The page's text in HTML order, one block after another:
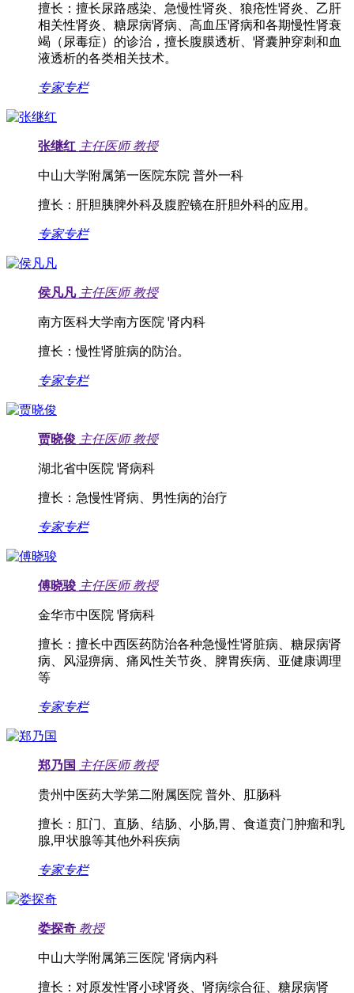
擅长： 擅长尿路感染、急慢性肾炎、狼疮性肾炎、乙肝
相关性肾炎、糖尿病肾病、高血压肾病和各期慢性肾衰
竭（尿毒症）的诊治，擅长腹膜透析、肾囊肿穿刺和血
液透析的各类相关技术。
专家专栏
张继红 主任医师 教授
中山大学附属第一医院东院 普外一科
擅长： 肝胆胰脾外科及腹腔镜在肝胆外科的应用。
专家专栏
侯凡凡 主任医师 教授
南方医科大学南方医院 肾内科
擅长：慢性肾脏病的防治。
专家专栏
贾晓俊 主任医师 教授
湖北省中医院 肾病科
擅长： 急慢性肾病、男性病的治疗
专家专栏
傅晓骏 主任医师 教授
金华市中医院 肾病科
擅长： 擅长中西医药防治各种急慢性肾脏病、糖尿病肾
病、风湿痹病、痛风性关节炎、脾胃疾病、亚健康调理
等
专家专栏
郑乃国 主任医师 教授
贵州中医药大学第二附属医院 普外、肛肠科
擅长： 肛门、直肠、结肠、小肠,胃、食道贲门肿瘤和乳
腺,甲状腺等其他外科疾病
专家专栏
娄探奇 教授
中山大学附属第三医院 肾病内科
擅长： 对原发性肾小球肾炎、肾病综合征、糖尿病肾